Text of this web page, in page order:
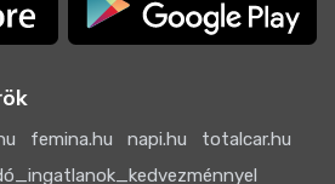
femina.hu napi.hu
totalcar.hu